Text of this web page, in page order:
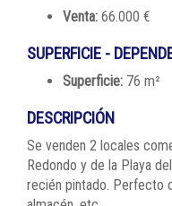
Venta: 66.000 €
SUPERFICIE -
Superficie: 76 m²
DESCRIPCIÓN
Se venden 2 locales
Redondo y de la Playa
recién pintado. Perfecto